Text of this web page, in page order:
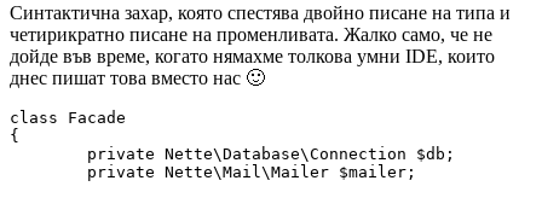
Синтактична захар, която спестява двойно писане на типа и
четирикратно писане на променливата. Жалко само, че не
дойде във време, когато нямахме толкова умни IDE, които
днес пишат това вместо нас 🙂
class Facade
{